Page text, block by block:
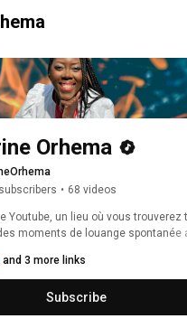
Orhema
• 68 videos
Youtube, un lieu où vous trouverez
moments de louange spontanée
de lui appartenir et
communier avec vous, voyageur
and 3 more links
Subscribe